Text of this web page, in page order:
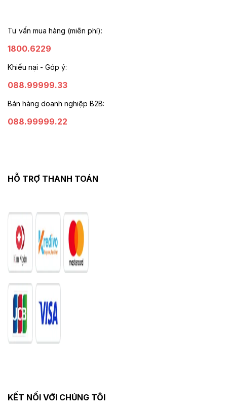
Tư vấn mua hàng (miễn phí):
1800.6229
Khiếu nại - Góp ý:
088.99999.33
Bán hàng doanh nghiệp B2B:
088.99999.22
HỖ TRỢ THANH TOÁN
KẾT NỐI VỚI CHÚNG TÔI